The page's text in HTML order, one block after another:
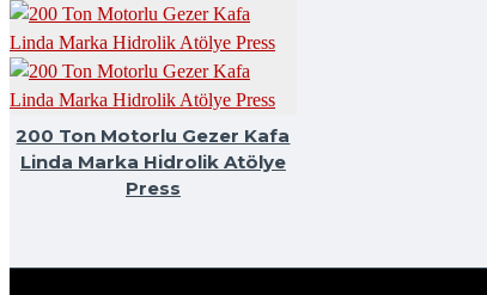
200 Ton Motorlu Gezer Kafa
Linda Marka Hidrolik Atölye
Press